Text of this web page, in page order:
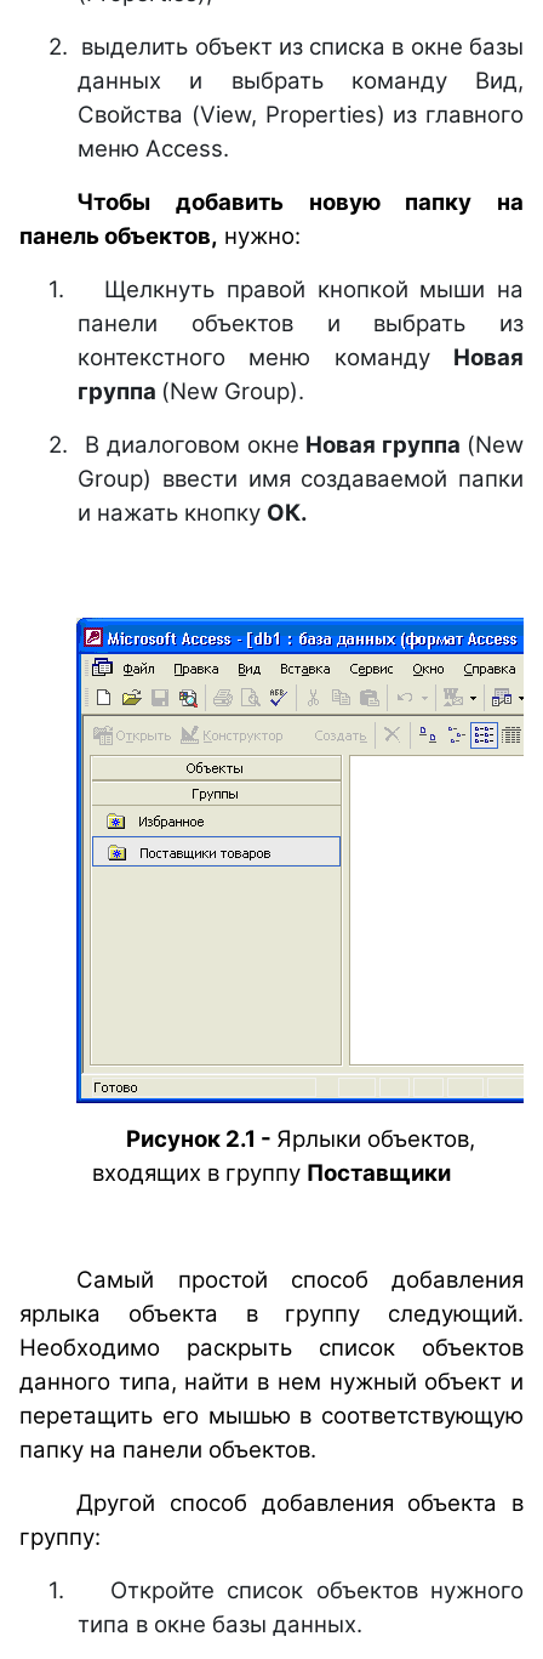
2. выделить объект из списка в окне базы
данных и выбрать команду Вид,
Свойства (View, Properties) из главного
меню Access.
Чтобы добавить новую папку на
панель объектов, нужно:
1.
Щелкнуть правой кнопкой мыши на
панели объектов и выбрать из
контекстного меню команду Новая
группа (New Group).
2.
В диалоговом окне Новая группа (New
Group) ввести имя создаваемой папки
и нажать кнопку ОК.
Рисунок 2.1 - Ярлыки объектов,
входящих в группу Поставщики
Самый простой способ добавления
ярлыка объекта в группу следующий.
Необходимо раскрыть список объектов
данного типа, найти в нем нужный объект и
перетащить его мышью в соответствующую
папку на панели объектов.
Другой способ добавления объекта в
группу:
1.
Откройте список объектов нужного
типа в окне базы данных.